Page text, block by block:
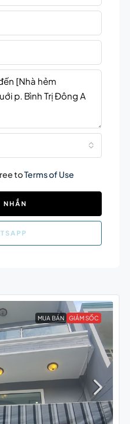
toTerms of Use
NHẮN
MUA BÁN GIẢM SỐC